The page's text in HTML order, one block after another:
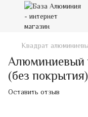
Квадрат
Алюминиевый
(без покрытия)
Оставить отзыв